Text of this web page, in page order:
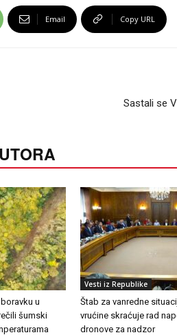
Email Copy URL
Sastali se
u
šumski
Vesti iz Republike
Štab za vanredne
vrućine skraćuje rad
dronove za nadzor